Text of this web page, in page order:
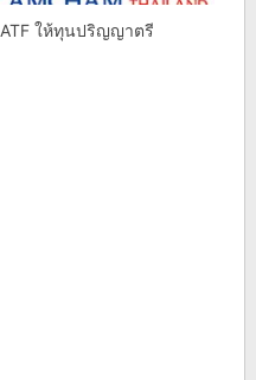
ATF ให้ทุนปริญญาตรี